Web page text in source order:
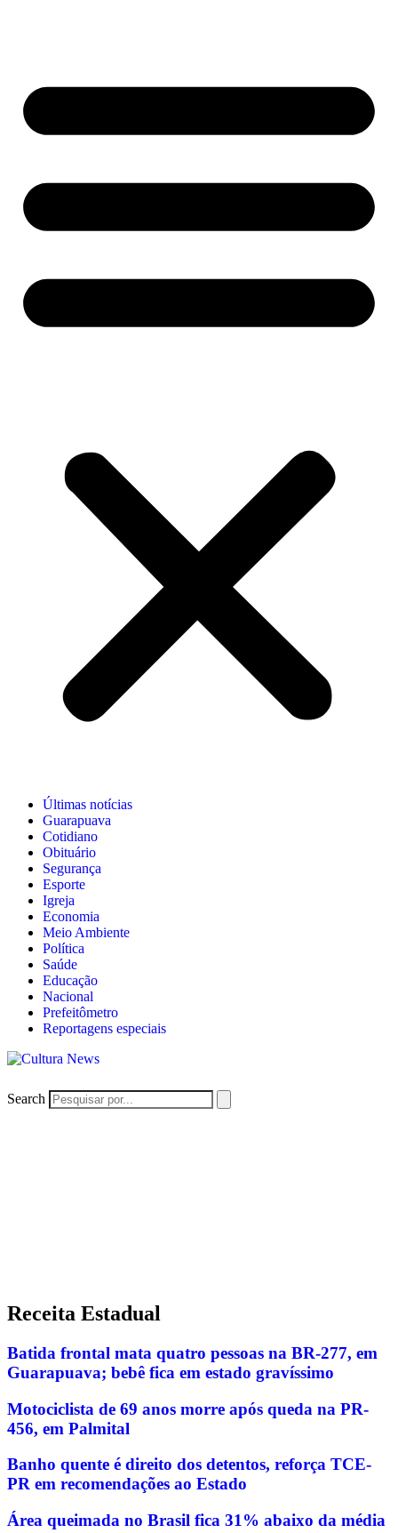
Últimas notícias
Guarapuava
Cotidiano
Obituário
Segurança
Esporte
Igreja
Economia
Meio Ambiente
Política
Saúde
Educação
Nacional
Prefeitômetro
Reportagens especiais
Search
Receita Estadual
Batida frontal mata quatro pessoas na BR-277, em
Guarapuava; bebê fica em estado gravíssimo
Motociclista de 69 anos morre após queda na PR-
456, em Palmital
Banho quente é direito dos detentos, reforça TCE-
PR em recomendações ao Estado
Área queimada no Brasil fica 31% abaixo da média